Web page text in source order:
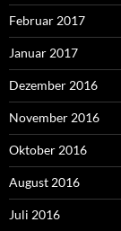
Februar 2017
Januar 2017
Dezember 2016
November 2016
Oktober 2016
August 2016
Juli 2016